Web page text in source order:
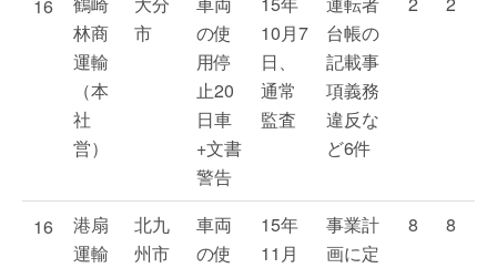
16
林商
運輸
（本
社
営）
市
の使
用停
止20
日車
+文書
警告
10月7
日、
通常
監査
台帳の
記載事
項義務
違反な
ど6件
16
港扇
運輸
北九
州市
車両
の使
15年
11月
事業計
画に定
8 8